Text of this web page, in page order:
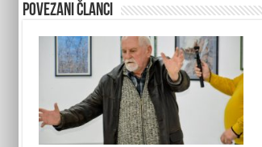
Povezani članci